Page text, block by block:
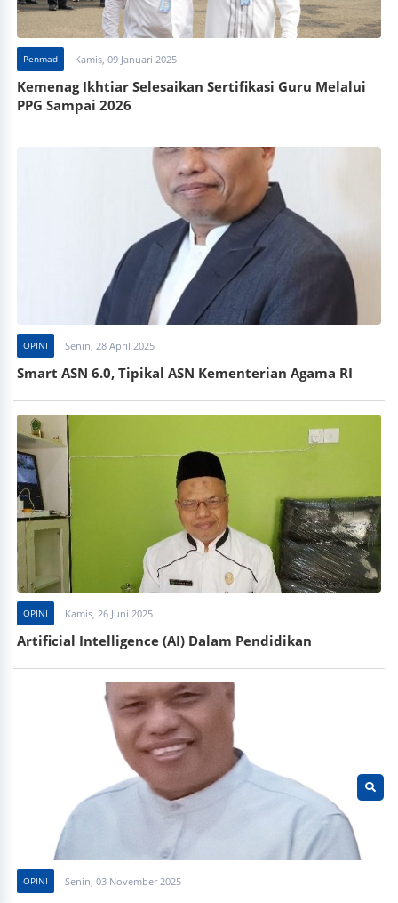
Penmad Kamis, 09 Januari 2025
Kemenag Ikhtiar Selesaikan Sertifikasi Guru Melalui
PPG Sampai 2026
OPINI Senin, 28 April 2025
Smart ASN 6.0, Tipikal ASN Kementerian Agama RI
OPINI Kamis, 26 Juni 2025
Artificial Intelligence (AI) Dalam Pendidikan
OPINI Senin, 03 November 2025